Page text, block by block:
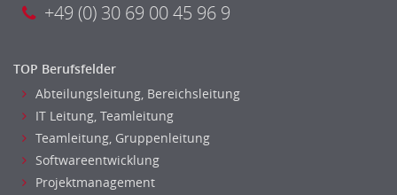
+49 (0) 30 69 00 45 96 9
TOP Berufsfelder
Abteilungsleitung, Bereichsleitung
IT Leitung, Teamleitung
Teamleitung, Gruppenleitung
Softwareentwicklung
Projektmanagement